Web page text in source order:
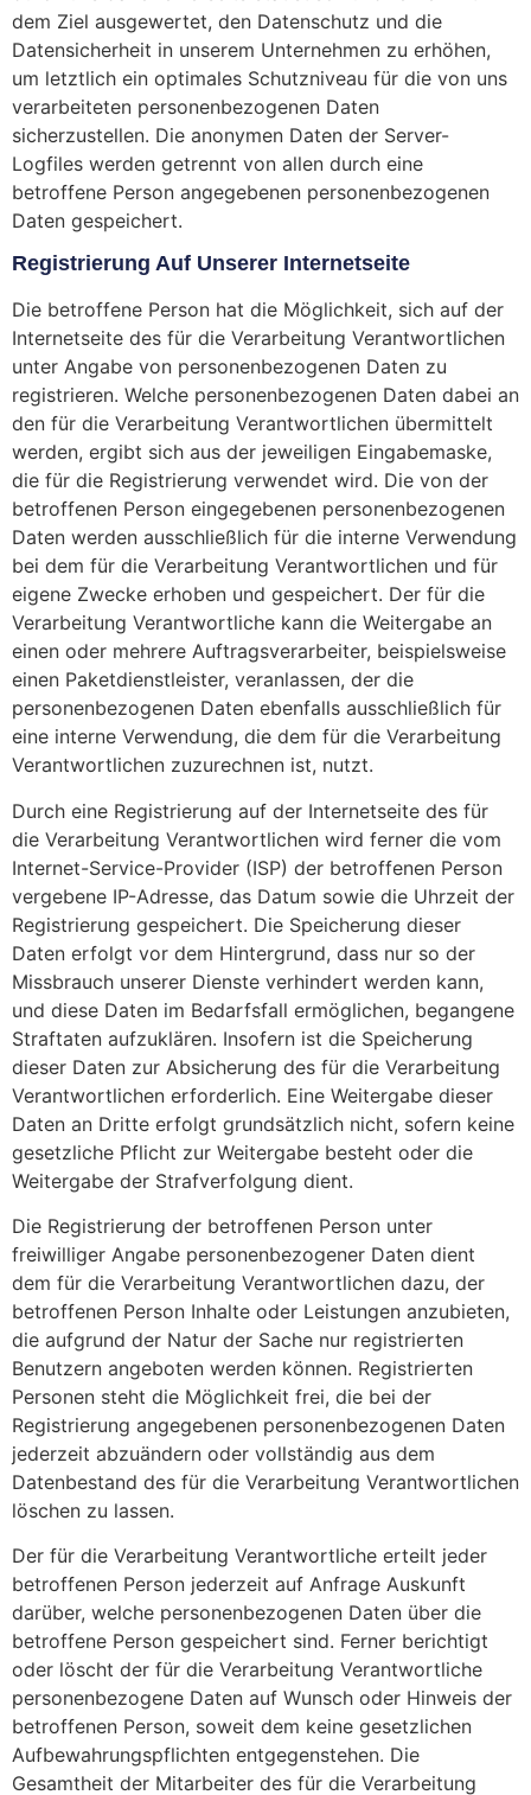
dem Ziel ausgewertet, den Datenschutz und die
Datensicherheit in unserem Unternehmen zu erhöhen,
um letztlich ein optimales Schutzniveau für die von uns
verarbeiteten personenbezogenen Daten
sicherzustellen. Die anonymen Daten der Server-
Logfiles werden getrennt von allen durch eine
betroffene Person angegebenen personenbezogenen
Daten gespeichert.
Registrierung Auf Unserer Internetseite
Die betroffene Person hat die Möglichkeit, sich auf der
Internetseite des für die Verarbeitung Verantwortlichen
unter Angabe von personenbezogenen Daten zu
registrieren. Welche personenbezogenen Daten dabei an
den für die Verarbeitung Verantwortlichen übermittelt
werden, ergibt sich aus der jeweiligen Eingabemaske,
die für die Registrierung verwendet wird. Die von der
betroffenen Person eingegebenen personenbezogenen
Daten werden ausschließlich für die interne Verwendung
bei dem für die Verarbeitung Verantwortlichen und für
eigene Zwecke erhoben und gespeichert. Der für die
Verarbeitung Verantwortliche kann die Weitergabe an
einen oder mehrere Auftragsverarbeiter, beispielsweise
einen Paketdienstleister, veranlassen, der die
personenbezogenen Daten ebenfalls ausschließlich für
eine interne Verwendung, die dem für die Verarbeitung
Verantwortlichen zuzurechnen ist, nutzt.
Durch eine Registrierung auf der Internetseite des für
die Verarbeitung Verantwortlichen wird ferner die vom
Internet-Service-Provider (ISP) der betroffenen Person
vergebene IP-Adresse, das Datum sowie die Uhrzeit der
Registrierung gespeichert. Die Speicherung dieser
Daten erfolgt vor dem Hintergrund, dass nur so der
Missbrauch unserer Dienste verhindert werden kann,
und diese Daten im Bedarfsfall ermöglichen, begangene
Straftaten aufzuklären. Insofern ist die Speicherung
dieser Daten zur Absicherung des für die Verarbeitung
Verantwortlichen erforderlich. Eine Weitergabe dieser
Daten an Dritte erfolgt grundsätzlich nicht, sofern keine
gesetzliche Pflicht zur Weitergabe besteht oder die
Weitergabe der Strafverfolgung dient.
Die Registrierung der betroffenen Person unter
freiwilliger Angabe personenbezogener Daten dient
dem für die Verarbeitung Verantwortlichen dazu, der
betroffenen Person Inhalte oder Leistungen anzubieten,
die aufgrund der Natur der Sache nur registrierten
Benutzern angeboten werden können. Registrierten
Personen steht die Möglichkeit frei, die bei der
Registrierung angegebenen personenbezogenen Daten
jederzeit abzuändern oder vollständig aus dem
Datenbestand des für die Verarbeitung Verantwortlichen
löschen zu lassen.
Der für die Verarbeitung Verantwortliche erteilt jeder
betroffenen Person jederzeit auf Anfrage Auskunft
darüber, welche personenbezogenen Daten über die
betroffene Person gespeichert sind. Ferner berichtigt
oder löscht der für die Verarbeitung Verantwortliche
personenbezogene Daten auf Wunsch oder Hinweis der
betroffenen Person, soweit dem keine gesetzlichen
Aufbewahrungspflichten entgegenstehen. Die
Gesamtheit der Mitarbeiter des für die Verarbeitung